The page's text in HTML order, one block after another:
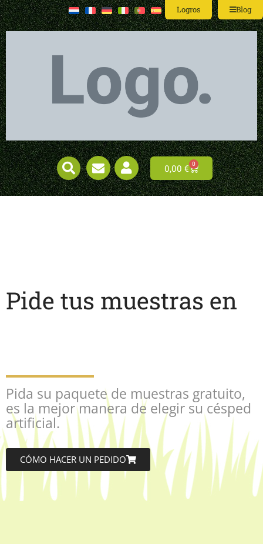
Logros Blog
0,00 € 0
Pide tus muestras en
Pida su paquete de muestras gratuito,
es la mejor manera de elegir su césped
artificial.
CÓMO HACER UN PEDIDO